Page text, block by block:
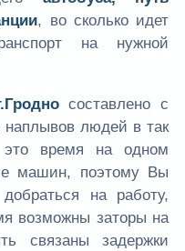
, во сколько идет
на нужной
составлено с
наплывов людей в так
время на одном
машин, поэтому Вы
на работу,
возможны заторы на
связаны задержки